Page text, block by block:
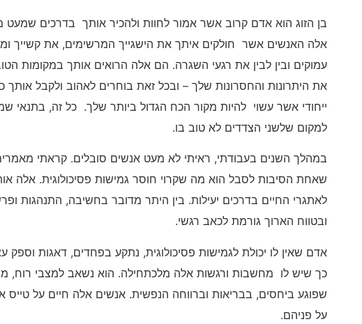
בן הזוג הוא אדם קרוב אשר אמור לחוות ולהכיר אותך בדרכים שמעט
אלה האנשים אשר חולקים איתך את הישגייך המרשימים, את קשייך
עמוקים ובין לבין את רגעי השגרה. הם אלה הרואים אותך במקומות
את היתרונות והחסרונות שלך – ובכל זאת בוחרים לאהוב ולקבל
ייחודי אשר עשוי להיות מקור הכח הגדול ביותר שלך. כל זה, בתנאי
למקום שלשני הצדדים לא טוב בו.
במהלך השנים בעבודתי, ראיתי לא מעט אנשים סובלים. קראתי
שאחת הסיבות לסבל הוא מה שקרוי חוסר גמישות פסיכולוגית. אלה
לאתגרי החיים בדרכים יעילות. בין היתר מדובר בחשיבה, התנהגות
ובטווח הארוך גורמת לכאב רגשי.
אדם שאין לו יכולת לגמישות פסיכולוגית, נתקע בפחדים, דאגות וספק
כך שיש לו מחשבות ורגשות אלה מלכתחילה. הוא נשאב למצבי רוח,
שפוגע ביחסים, בבריאות וברווחה הנפשית. אנשים אלה חיים על טייס
על פניהם.